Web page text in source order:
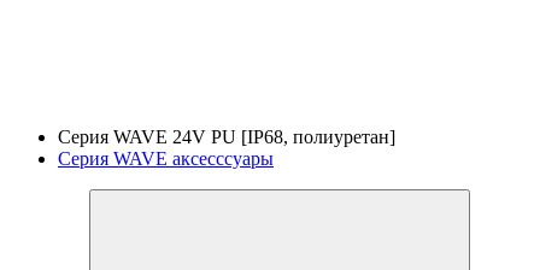
Серия WAVE 24V PU [IP68, полиуретан]
Серия WAVE аксесссуары